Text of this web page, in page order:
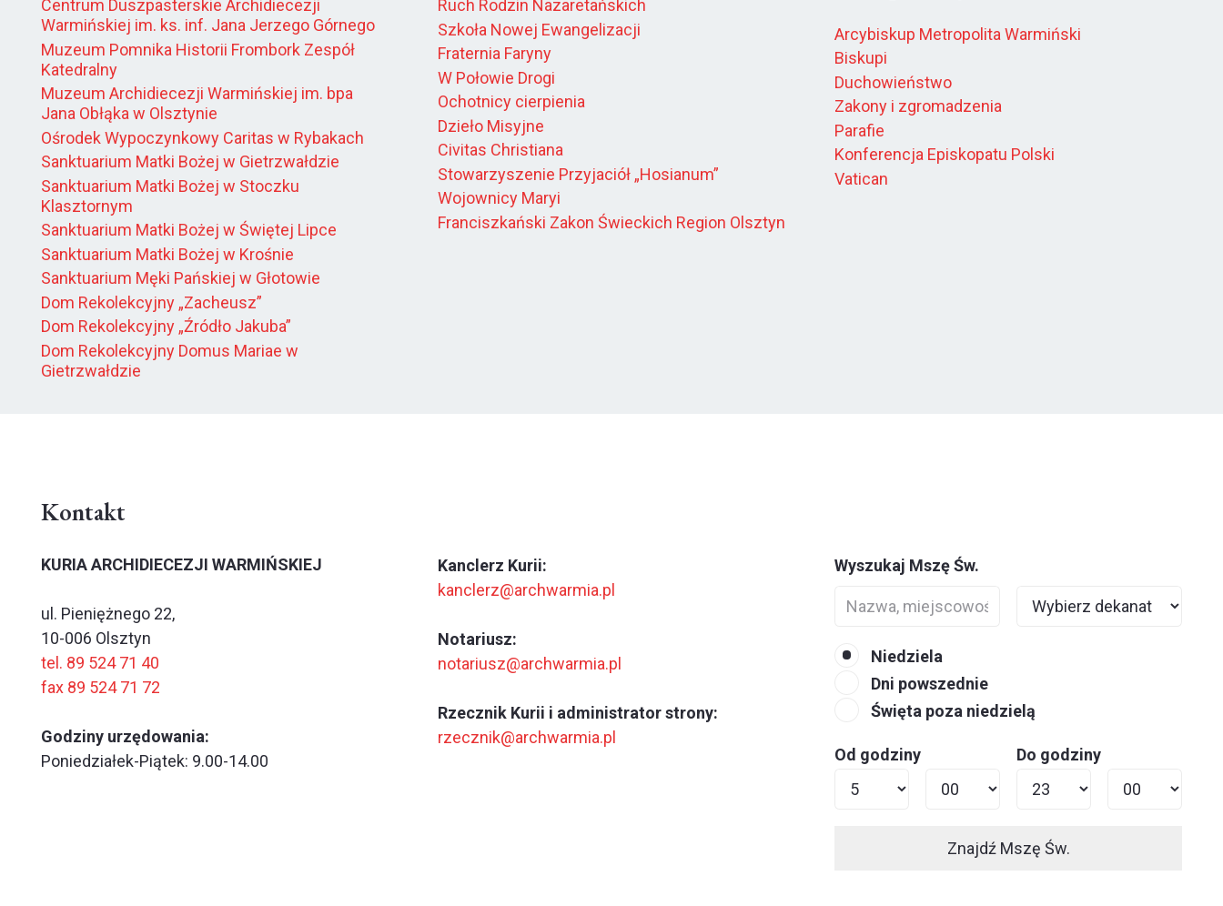
Centrum Duszpasterskie Archidiecezji
Warmińskiej im. ks. inf. Jana Jerzego Górnego
Muzeum Pomnika Historii Frombork Zespół
Katedralny
Muzeum Archidiecezji Warmińskiej im. bpa
Jana Obłąka w Olsztynie
Ośrodek Wypoczynkowy Caritas w Rybakach
Sanktuarium Matki Bożej w Gietrzwałdzie
Sanktuarium Matki Bożej w Stoczku
Klasztornym
Sanktuarium Matki Bożej w Świętej Lipce
Sanktuarium Matki Bożej w Krośnie
Sanktuarium Męki Pańskiej w Głotowie
Dom Rekolekcyjny „Zacheusz”
Dom Rekolekcyjny „Źródło Jakuba”
Dom Rekolekcyjny Domus Mariae w
Gietrzwałdzie
Ruch Rodzin Nazaretańskich
Szkoła Nowej Ewangelizacji
Fraternia Faryny
W Połowie Drogi
Ochotnicy cierpienia
Dzieło Misyjne
Civitas Christiana
Stowarzyszenie Przyjaciół „Hosianum”
Wojownicy Maryi
Franciszkański Zakon Świeckich Region Olsztyn
Arcybiskup Metropolita Warmiński
Biskupi
Duchowieństwo
Zakony i zgromadzenia
Parafie
Konferencja Episkopatu Polski
Vatican
Kontakt
KURIA ARCHIDIECEZJI WARMIŃSKIEJ
ul. Pieniężnego 22,
10-006 Olsztyn
tel. 89 524 71 40
fax 89 524 71 72
Godziny urzędowania:
Poniedziałek-Piątek: 9.00-14.00
Kanclerz Kurii:
kanclerz@archwarmia.pl
Notariusz:
notariusz@archwarmia.pl
Rzecznik Kurii i administrator strony:
rzecznik@archwarmia.pl
Wyszukaj Mszę Św.
Niedziela
Dni powszednie
Święta poza niedzielą
Od godziny Do godziny
Znajdź Mszę Św.